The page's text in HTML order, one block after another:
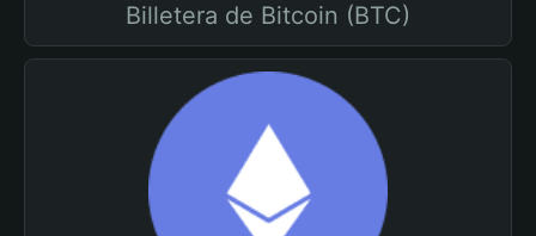
Billetera de Bitcoin (BTC)